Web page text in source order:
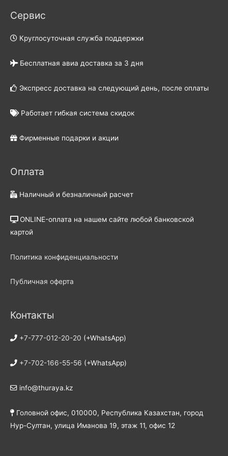
Сервис
Круглосуточная служба поддержки
Бесплатная авиа доставка за 3 дня
Экспресс доставка на следующий день, после оплаты
Работает гибкая система скидок
Фирменные подарки и акции
Оплата
Наличный и безналичный расчет
ONLINE-оплата на нашем сайте любой банковской
картой
Политика конфиденциальности
Публичная оферта
Контакты
+7-777-012-20-20 (+WhatsApp)
+7-702-166-55-56 (+WhatsApp)
info@thuraya.kz
Головной офис, 010000, Республика Казахстан, город
Нур-Султан, улица Иманова 19, этаж 11, офис 12